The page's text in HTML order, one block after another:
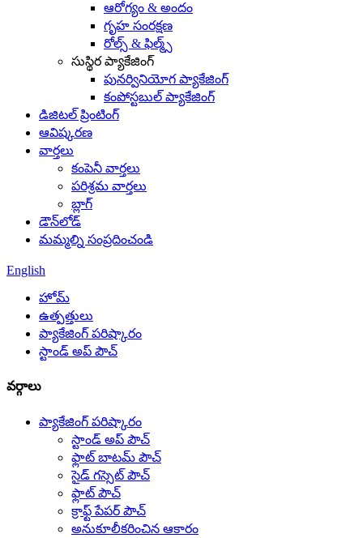
ఆరోగ్యం & అందం
గృహ సంరక్షణ
రోల్స్ & ఫిల్మ్స్
సుస్థిర ప్యాకేజింగ్
పునర్వినియోగ ప్యాకేజింగ్
కంపోస్టబుల్ ప్యాకేజింగ్
డిజిటల్ ప్రింటింగ్
ఆవిష్కరణ
వార్తలు
కంపెనీ వార్తలు
పరిశ్రమ వార్తలు
బ్లాగ్
డౌన్‌లోడ్
మమ్మల్ని సంప్రదించండి
English
హోమ్
ఉత్పత్తులు
ప్యాకేజింగ్ పరిష్కారం
స్టాండ్ అప్ పౌచ్
వర్గాలు
ప్యాకేజింగ్ పరిష్కారం
స్టాండ్ అప్ పౌచ్
ఫ్లాట్ బాటమ్ పౌచ్
సైడ్ గస్సెట్ పౌచ్
ఫ్లాట్ పౌచ్
క్రాఫ్ట్ పేపర్ పౌచ్
అనుకూలీకరించిన ఆకారం